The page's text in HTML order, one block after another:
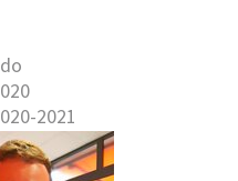
2021
di storia